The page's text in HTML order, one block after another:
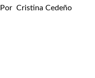
Por Cristina Cedeño